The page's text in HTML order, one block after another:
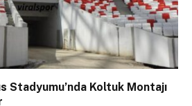
Stadyumu’nda Koltuk Montajı